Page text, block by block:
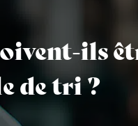
ils
de tri ?